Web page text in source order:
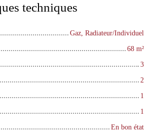
techniques
Gaz, Radiateur/Individuel
68 m²
3
2
1
1
En bon état